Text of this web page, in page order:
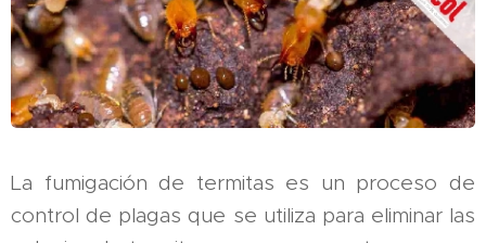
La fumigación de termitas es un proceso de
control de plagas que se utiliza para eliminar las